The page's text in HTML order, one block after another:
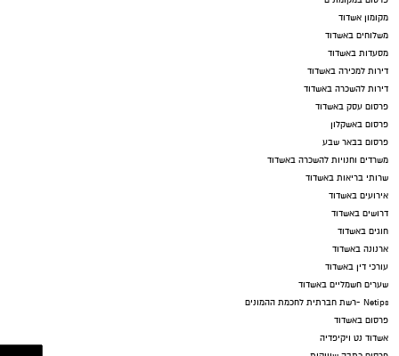
המלצה לסרט
טיולים בדרום
ישראל נט
ישראל נט